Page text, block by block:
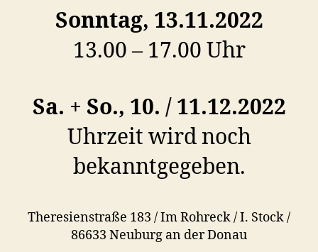
Sonntag, 13.11.2022
13.00 – 17.00 Uhr
Sa. + So., 10. / 11.12.2022
Uhrzeit wird noch
bekanntgegeben.
Theresienstraße 183 / Im Rohreck / I. Stock /
86633 Neuburg an der Donau